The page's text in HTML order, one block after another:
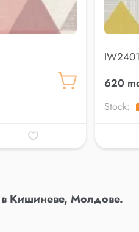
620
Stock:
Кишиневе, Молдове.